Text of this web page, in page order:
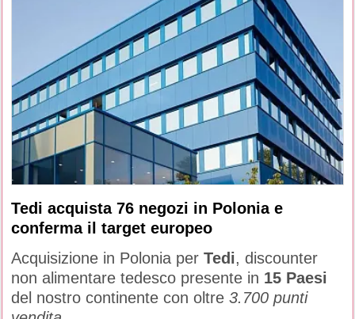
Tedi acquista 76 negozi in Polonia e
conferma il target europeo
Acquisizione in Polonia per Tedi, discounter
non alimentare tedesco presente in 15 Paesi
del nostro continente con oltre 3.700 punti